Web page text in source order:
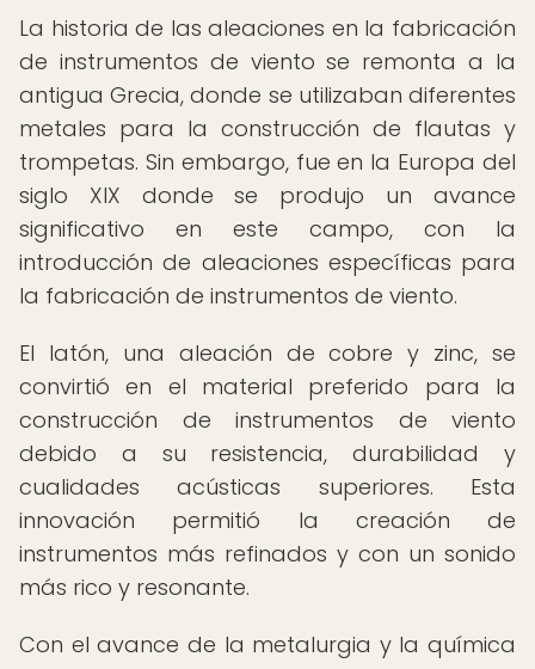
La historia de las aleaciones en la fabricación
de instrumentos de viento se remonta a la
antigua Grecia, donde se utilizaban diferentes
metales para la construcción de flautas y
trompetas. Sin embargo, fue en la Europa del
siglo XIX donde se produjo un avance
significativo en este campo, con la
introducción de aleaciones específicas para
la fabricación de instrumentos de viento.
El latón, una aleación de cobre y zinc, se
convirtió en el material preferido para la
construcción de instrumentos de viento
debido a su resistencia, durabilidad y
cualidades acústicas superiores. Esta
innovación permitió la creación de
instrumentos más refinados y con un sonido
más rico y resonante.
Con el avance de la metalurgia y la química